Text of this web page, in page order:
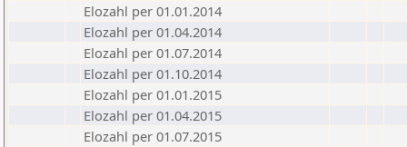
Elozahl per 01.01.2014
Elozahl per 01.04.2014
Elozahl per 01.07.2014
Elozahl per 01.10.2014
Elozahl per 01.01.2015
Elozahl per 01.04.2015
Elozahl per 01.07.2015